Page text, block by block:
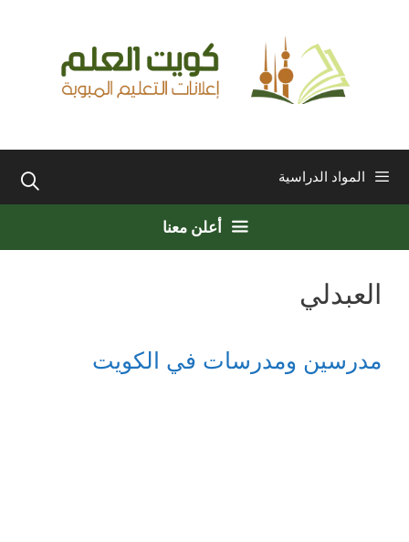
المواد الدراسية
أعلن معنا
العبدلي
مدرسين ومدرسات في الكويت